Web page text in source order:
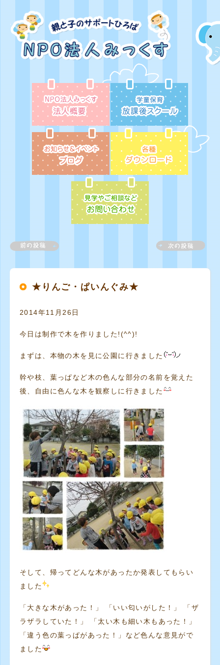
★りんご・ぱいんぐみ★
2014年11月26日
今日は制作で木を作りました!(^^)!
まずは、本物の木を見に公園に行きました
幹や枝、葉っぱなど木の色んな部分の名前を覚えた
後、自由に色んな木を観察しに行きました
そして、帰ってどんな木があったか発表してもらい
ました
「大きな木があった！」 「いい匂いがした！」 「ザ
ラザラしていた！」 「太い木も細い木もあった！」
「違う色の葉っぱがあった！」など色んな意見がで
ました